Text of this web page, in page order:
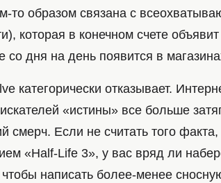
то образом связана с
которая в конечном счете
со дня на день появится в
категорически отказывает.
«истины» все больше
смерч. Если не считать того
«Half-Life 3», у вас вряд ли
написать более-менее